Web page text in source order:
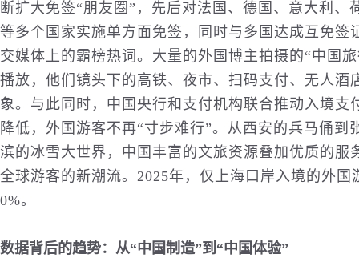
断扩大免签“朋友圈”，先后对法国、德国、意大利
等多个国家实施单方面免签，同时与多国达成互免签
交媒体上的霸榜热词。大量的外国博主拍摄的“中国
播放，他们镜头下的高铁、夜市、扫码支付、无人
象。与此同时，中国央行和支付机构联合推动入境
降低，外国游客不再“寸步难行”。从西安的兵马俑
滨的冰雪大世界，中国丰富的文旅资源叠加优质的服
全球游客的新潮流。2025年，仅上海口岸入境的外
0%。
数据背后的趋势：从“中国制造”到“中国体验”